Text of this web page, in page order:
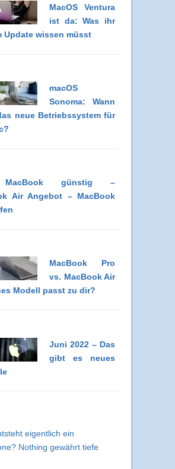
MacOS Ventura
ist da: Was ihr
Update wissen müsst
macOS
Sonoma: Wann
neue Betriebssystem für
MacBook günstig –
Air Angebot – MacBook
MacBook Pro
vs. MacBook Air
Modell passt zu dir?
Juni 2022 – Das
gibt es neues
eigentlich ein
Nothing gewährt tiefe